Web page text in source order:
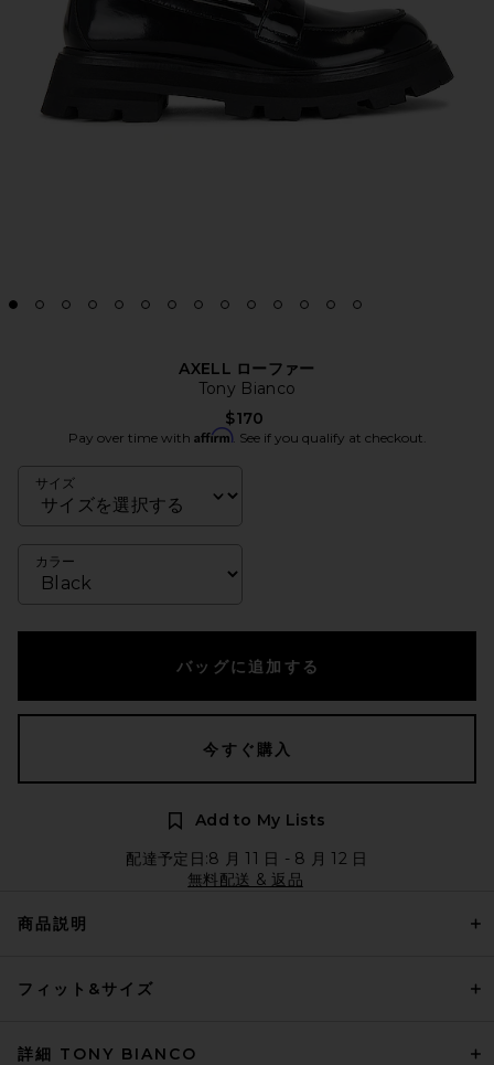
AXELL ローファー
Tony Bianco
$170
Pay over time with Affirm. See if you qualify at checkout.
サイズ
カラー
バッグに追加する
今すぐ購入
Add to My Lists
配達予定日:8 月 11 日 - 8 月 12 日
無料配送 & 返品
商品説明
フィット&サイズ
詳細 TONY BIANCO